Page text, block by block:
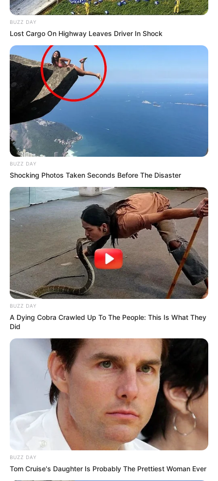
CARLOS FERNANDO GALÁN
Galán ve luz al final del túnel: plan con
nuevo gobierno busca limpiar calles de
delincuentes
Desde el Atlántico le piden
seguridad: "Queremos ver
lo duro que muerde el
Tigre"
ESTAFAS POR LLAMADA
Las nuevas estrategias del
crimen en Cartagena:
muchos siguen cayendo y
los pillos están felices
¡Crisis en la vía Pereira -
extorsiones y quema de
vehículos
PUERTO ESCONDIDO
Pillaron a dos miembros
del Clan del Golfo con 346
paquetes de marihuana en
Puerto Escondido,
Córdoba
CAPTURAS
BUZZ DAY
Lost Cargo On Highway Leaves Driver In Shock
BUZZ DAY
Shocking Photos Taken Seconds Before The Disaster
BUZZ DAY
A Dying Cobra Crawled Up To The People: This Is What They
Did
BUZZ DAY
Tom Cruise's Daughter Is Probably The Prettiest Woman Ever